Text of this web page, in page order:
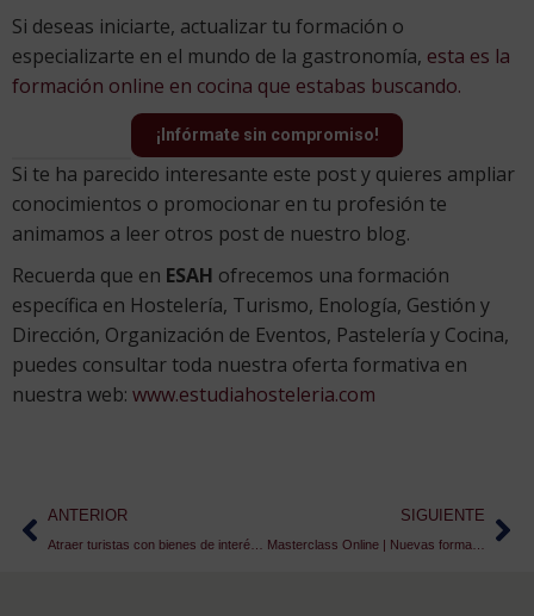
Si deseas iniciarte, actualizar tu formación o
especializarte en el mundo de la gastronomía, esta es la
formación online en cocina que estabas buscando.
¡Infórmate sin compromiso!
Si te ha parecido interesante este post y quieres ampliar
conocimientos o promocionar en tu profesión te
animamos a leer otros post de nuestro blog.
Recuerda que en ESAH ofrecemos una formación
específica en Hostelería, Turismo, Enología, Gestión y
Dirección, Organización de Eventos, Pastelería y Cocina,
puedes consultar toda nuestra oferta formativa en
nuestra web: www.estudiahosteleria.com
ANTERIOR SIGUIENTE